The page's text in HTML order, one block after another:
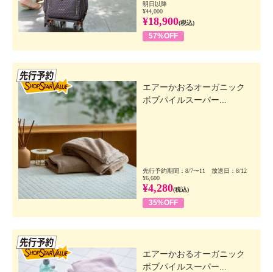
明日以降
¥44,000
¥18,900(税込)
57%OFF
エアーかおるオーガニック
ボブパイルスーパー...
先行予約期間：8/7〜11 放送日：8/12
¥6,600
¥4,280(税込)
35%OFF
エアーかおるオーガニック
ボブパイルスーパー...